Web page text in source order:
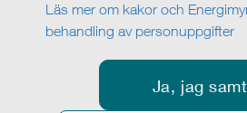
Läs mer om kakor och
behandling av personuppgifter
Ja, jag